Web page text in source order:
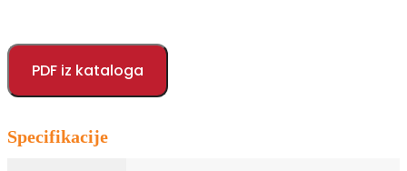
PDF iz kataloga
Specifikacije